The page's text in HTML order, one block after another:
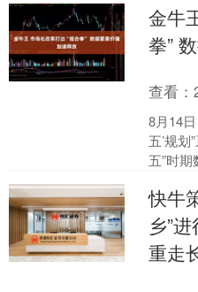
民政府
金牛
拳”
查看：
8月14
五’规
五”时
展的新
快牛
乡”
重走